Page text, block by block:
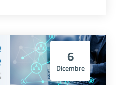
6
Dicembre